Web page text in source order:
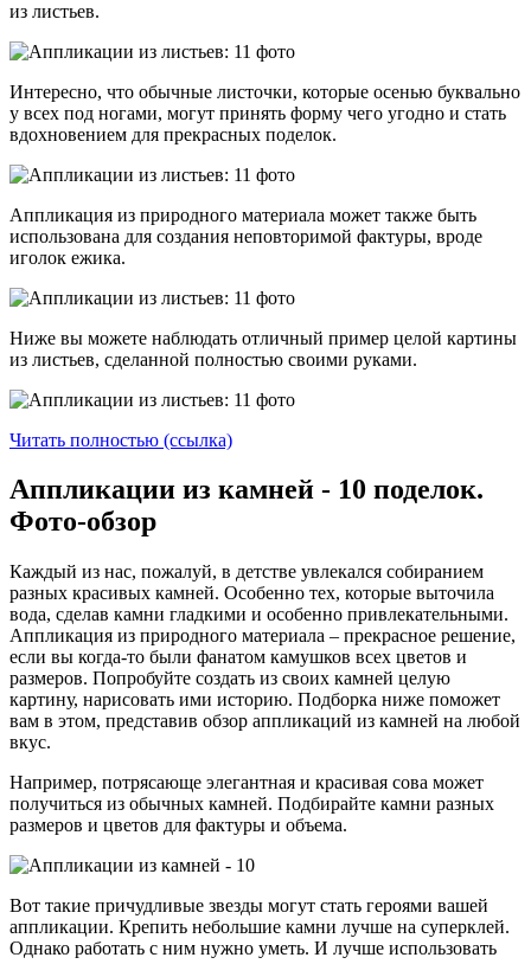
из листьев.
Интересно, что обычные листочки, которые осенью буквально
у всех под ногами, могут принять форму чего угодно и стать
вдохновением для прекрасных поделок.
Аппликация из природного материала может также быть
использована для создания неповторимой фактуры, вроде
иголок ежика.
Ниже вы можете наблюдать отличный пример целой картины
из листьев, сделанной полностью своими руками.
Читать полностью (ссылка)
Аппликации из камней - 10 поделок.
Фото-обзор
Каждый из нас, пожалуй, в детстве увлекался собиранием
разных красивых камней. Особенно тех, которые выточила
вода, сделав камни гладкими и особенно привлекательными.
Аппликация из природного материала – прекрасное решение,
если вы когда-то были фанатом камушков всех цветов и
размеров. Попробуйте создать из своих камней целую
картину, нарисовать ими историю. Подборка ниже поможет
вам в этом, представив обзор аппликаций из камней на любой
вкус.
Например, потрясающе элегантная и красивая сова может
получиться из обычных камней. Подбирайте камни разных
размеров и цветов для фактуры и объема.
Вот такие причудливые звезды могут стать героями вашей
аппликации. Крепить небольшие камни лучше на суперклей.
Однако работать с ним нужно уметь. И лучше использовать